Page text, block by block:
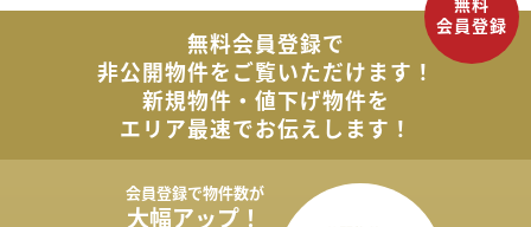
無料会員登録で
非公開物件をご覧いただけます！
新規物件・値下げ物件を
エリア最速でお伝えします！
会員登録で物件数が
大幅アップ！